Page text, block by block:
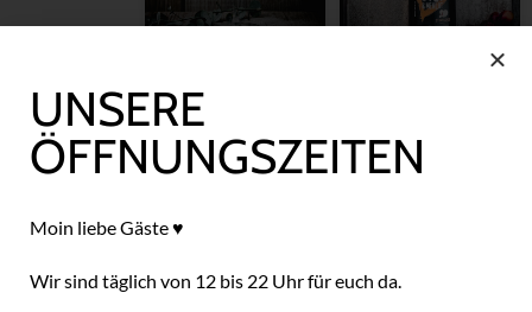
Likörglas
“Strandoase
zzgl.Versand
Merlot
“Strandoase
zzgl.
UNSERE
ÖFFNUNGSZEITEN
Moin liebe Gäste ♥
Wir sind täglich von 12 bis 22 Uhrfür euch da.